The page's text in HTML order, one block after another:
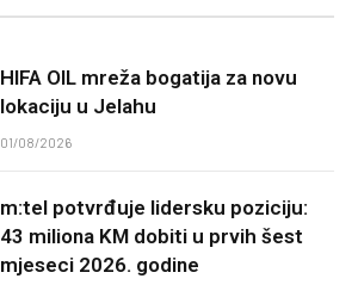
HIFA OIL mreža bogatija za novu
lokaciju u Jelahu
01/08/2026
m:tel potvrđuje lidersku poziciju:
43 miliona KM dobiti u prvih šest
mjeseci 2026. godine